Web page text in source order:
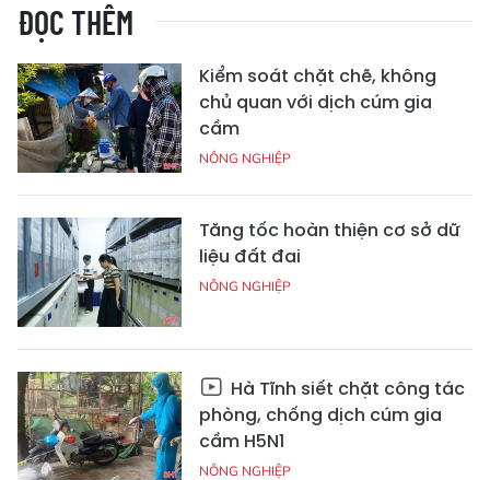
ĐỌC THÊM
Kiểm soát chặt chẽ, không
chủ quan với dịch cúm gia
cầm
NÔNG NGHIỆP
Tăng tốc hoàn thiện cơ sở dữ
liệu đất đai
NÔNG NGHIỆP
Hà Tĩnh siết chặt công tác
phòng, chống dịch cúm gia
cầm H5N1
NÔNG NGHIỆP